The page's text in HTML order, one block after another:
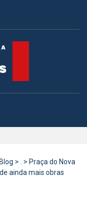
Blog > . > Praça do Nova
ainda mais obras